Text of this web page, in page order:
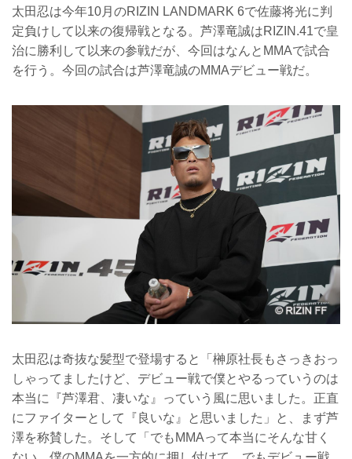
太田忍は今年10月のRIZIN LANDMARK 6で佐藤将光に判
定負けして以来の復帰戦となる。芦澤竜誠はRIZIN.41で皇
治に勝利して以来の参戦だが、今回はなんとMMAで試合
を行う。今回の試合は芦澤竜誠のMMAデビュー戦だ。
太田忍は奇抜な髪型で登場すると「榊原社長もさっきおっ
しゃってましたけど、デビュー戦で僕とやるっていうのは
本当に『芦澤君、凄いな』っていう風に思いました。正直
にファイターとして『良いな』と思いました」と、まず芦
澤を称賛した。そして「でもMMAって本当にそんな甘く